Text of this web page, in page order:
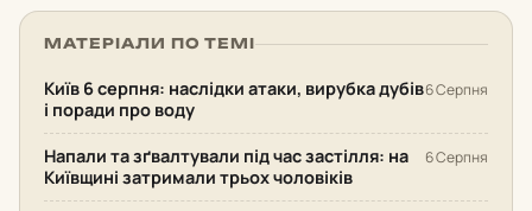
МАТЕРІАЛИ ПО ТЕМІ
Київ 6 серпня: наслідки атаки, вирубка дубів
і поради про воду
6 Серпня
Напали та зґвалтували під час застілля: на
Київщині затримали трьох чоловіків
6 Серпня